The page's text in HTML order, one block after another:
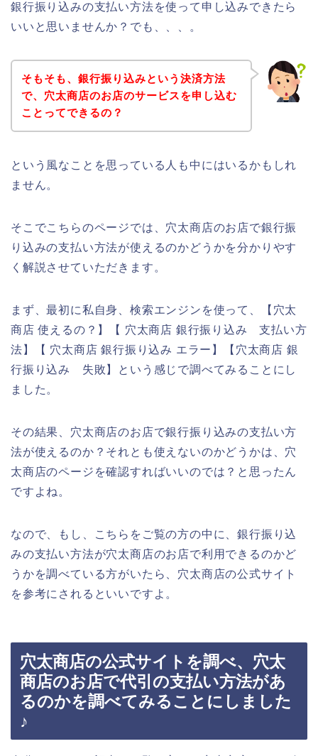
銀行振り込みの支払い方法を使って申し込みできたら
いいと思いませんか？でも、、、。
そもそも、銀行振り込みという決済方法
で、穴太商店のお店のサービスを申し込む
ことってできるの？
という風なことを思っている人も中にはいるかもしれ
ません。
そこでこちらのページでは、穴太商店のお店で銀行振
り込みの支払い方法が使えるのかどうかを分かりやす
く解説させていただきます。
まず、最初に私自身、検索エンジンを使って、【穴太
商店 使えるの？】【 穴太商店 銀行振り込み 支払い方
法】【 穴太商店 銀行振り込み エラー】【穴太商店 銀
行振り込み 失敗】という感じで調べてみることにし
ました。
その結果、穴太商店のお店で銀行振り込みの支払い方
法が使えるのか？それとも使えないのかどうかは、穴
太商店のページを確認すればいいのでは？と思ったん
ですよね。
なので、もし、こちらをご覧の方の中に、銀行振り込
みの支払い方法が穴太商店のお店で利用できるのかど
うかを調べている方がいたら、穴太商店の公式サイト
を参考にされるといいですよ。
穴太商店の公式サイトを調べ、穴太
商店のお店で代引の支払い方法があ
るのかを調べてみることにしました
♪